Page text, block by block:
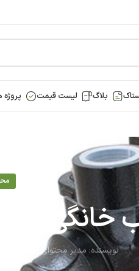
بلاگ لیست قیمت پروژه
چینی
نویسنده: مدیر محتوای آی ناین